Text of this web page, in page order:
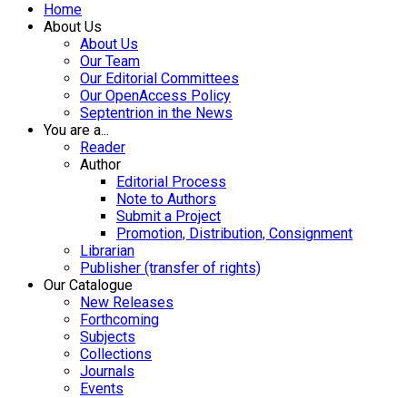
Home
About Us
About Us
Our Team
Our Editorial Committees
Our OpenAccess Policy
Septentrion in the News
You are a...
Reader
Author
Editorial Process
Note to Authors
Submit a Project
Promotion, Distribution, Consignment
Librarian
Publisher (transfer of rights)
Our Catalogue
New Releases
Forthcoming
Subjects
Collections
Journals
Events